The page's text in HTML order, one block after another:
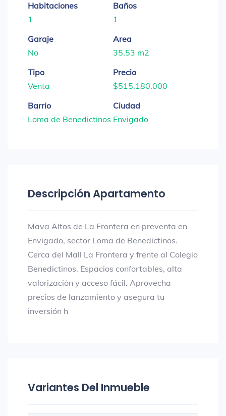
Habitaciones
1
Baños
1
Garaje
No
Area
35,53 m2
Tipo
Venta
Precio
$515.180.000
Barrio
Loma de Benedictinos
Ciudad
Envigado
Descripción Apartamento
Mava Altos de La Frontera en preventa en
Envigado, sector Loma de Benedictinos.
Cerca del Mall La Frontera y frente al Colegio
Benedictinos. Espacios confortables, alta
valorización y acceso fácil. Aprovecha
precios de lanzamiento y asegura tu
inversión h
Variantes Del Inmueble